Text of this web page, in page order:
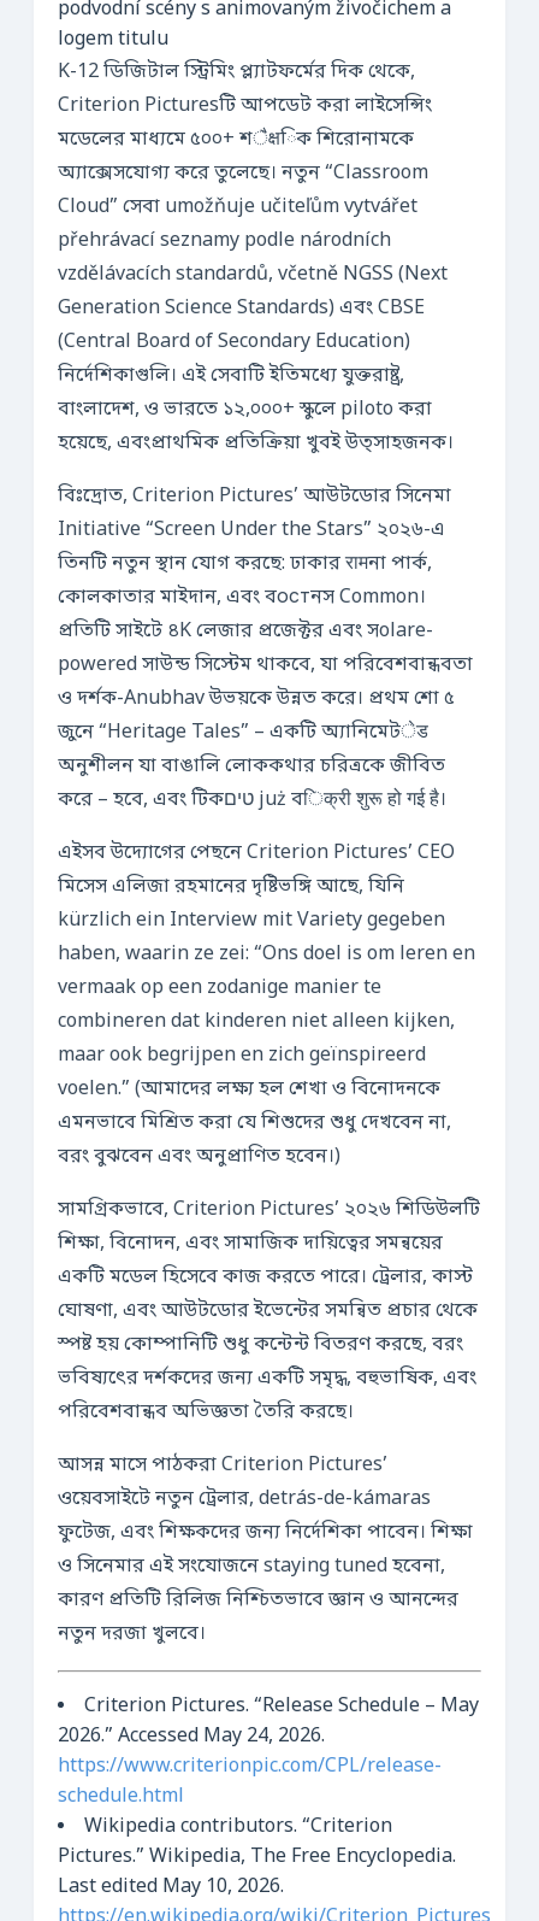
podvodní scény s animovaným živočichem a
logem titulu
K-12 ডিজিটাল স্ট্রিমিং প্ল্যাটফর্মের দিক থেকে,
Criterion Picturesটি আপডেট করা লাইসেন্সিং
মডেলের মাধ্যমে ৫০০+ শैक्षিক শিরোনামকে
অ্যাক্সেসযোগ্য করে তুলেছে। নতুন “Classroom
Cloud” সেবা umožňuje učiteľům vytvářet
přehrávací seznamy podle národních
vzdělávacích standardů, včetně NGSS (Next
Generation Science Standards) এবং CBSE
(Central Board of Secondary Education)
নির্দেশিকাগুলি। এই সেবাটি ইতিমধ্যে যুক্তরাষ্ট্র,
বাংলাদেশ, ও ভারতে ১২,০০০+ স্কুলে piloto করা
হয়েছে, এবংপ্রাথমিক প্রতিক্রিয়া খুবই উত্সাহজনক।
বিঃদ্রোত, Criterion Pictures’ আউটডোর সিনেমা
Initiative “Screen Under the Stars” ২০২৬-এ
তিনটি নতুন স্থান যোগ করছে: ঢাকার रामনা পার্ক,
কোলকাতার মাইদান, এবং বостনস Common।
প্রতিটি সাইটে ৪K লেজার প্রজেক্টর এবং সolare-
powered সাউন্ড সিস্টেম থাকবে, যা পরিবেশবান্ধবতা
ও দর্শক-Anubhav উভয়কে উন্নত করে। প্রথম শো ৫
জুনে “Heritage Tales” – একটি অ্যানিমেটेड
অনুশীলন যা বাঙালি লোককথার চরিত্রকে জীবিত
করে – হবে, এবং টিকטים już বिक्री शुरू हो गई है।
এইসব উদ্যোগের পেছনে Criterion Pictures’ CEO
মিসেস এলিজা রহমানের দৃষ্টিভঙ্গি আছে, যিনি
kürzlich ein Interview mit Variety gegeben
haben, waarin ze zei: “Ons doel is om leren en
vermaak op een zodanige manier te
combineren dat kinderen niet alleen kijken,
maar ook begrijpen en zich geïnspireerd
voelen.” (আমাদের লক্ষ্য হল শেখা ও বিনোদনকে
এমনভাবে মিশ্রিত করা যে শিশুদের শুধু দেখবেন না,
বরং বুঝবেন এবং অনুপ্রাণিত হবেন।)
সামগ্রিকভাবে, Criterion Pictures’ ২০২৬ শিডিউলটি
শিক্ষা, বিনোদন, এবং সামাজিক দায়িত্বের সমন্বয়ের
একটি মডেল হিসেবে কাজ করতে পারে। ট্রেলার, কাস্ট
ঘোষণা, এবং আউটডোর ইভেন্টের সমন্বিত প্রচার থেকে
স্পষ্ট হয় কোম্পানিটি শুধু কন্টেন্ট বিতরণ করছে, বরং
ভবিষ্যৎের দর্শকদের জন্য একটি সমৃদ্ধ, বহুভাষিক, এবং
পরিবেশবান্ধব অভিজ্ঞতা তৈরি করছে।
আসন্ন মাসে পাঠকরা Criterion Pictures’
ওয়েবসাইটে নতুন ট্রেলার, detrás-de-kámaras
ফুটেজ, এবং শিক্ষকদের জন্য নির্দেশিকা পাবেন। শিক্ষা
ও সিনেমার এই সংযোজনে staying tuned হবেনা,
কারণ প্রতিটি রিলিজ নিশ্চিতভাবে জ্ঞান ও আনন্দের
নতুন দরজা খুলবে।
Criterion Pictures. “Release Schedule – May
2026.” Accessed May 24, 2026.
https://www.criterionpic.com/CPL/release-
schedule.html
Wikipedia contributors. “Criterion
Pictures.” Wikipedia, The Free Encyclopedia.
Last edited May 10, 2026.